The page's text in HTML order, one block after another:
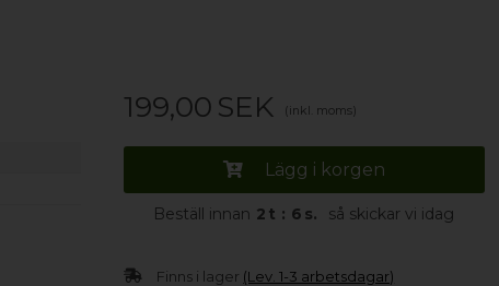
199,00 SEK (inkl. moms)
Lägg i korgen
Beställ innan 2 t : 6 s. så skickar vi idag
Finns i lager (Lev. 1-3 arbetsdagar)